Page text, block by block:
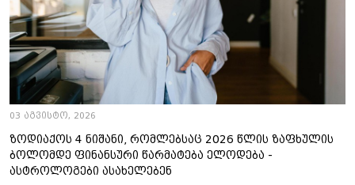
03 აგვისტო, 2026
ზოდიაქოს 4 ნიშანი, რომლებსაც 2026 წლის ზაფხულის
ბოლომდე ფინანსური წარმატება ელოდება -
ასტროლოგები ასახელებენ